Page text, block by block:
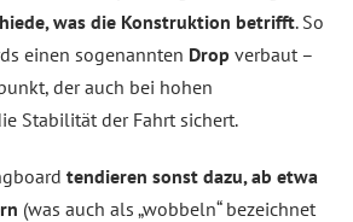
was die Konstruktion betrifft. So
einen sogenannten Drop verbaut –
der auch bei hohen
Stabilität der Fahrt sichert.
tendieren sonst dazu, ab etwa
(was auch als „wobbeln“ bezeichnet